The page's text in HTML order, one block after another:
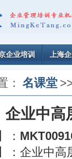
企业培训 上海
： 名课堂
企业中高
：
： 企业中高